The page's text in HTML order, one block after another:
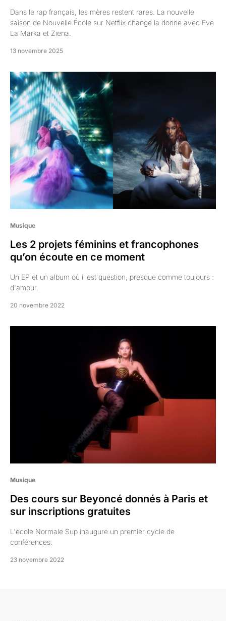
Dans le rap français, les mères restent rares. La nouvelle
saison de Nouvelle École sur Netflix change la donne avec Eve
La Marka et Ziena.
13 novembre 2025
Musique
Les 2 projets féminins et francophones
qu’on écoute en ce moment
Un EP et un album où il est question, presque comme toujours :
d'amour.
20 novembre 2022
Musique
Des cours sur Beyoncé donnés à Paris et
sur inscriptions gratuites
L'école Normale Sup inaugure un premier cycle de
conférences.
23 novembre 2022